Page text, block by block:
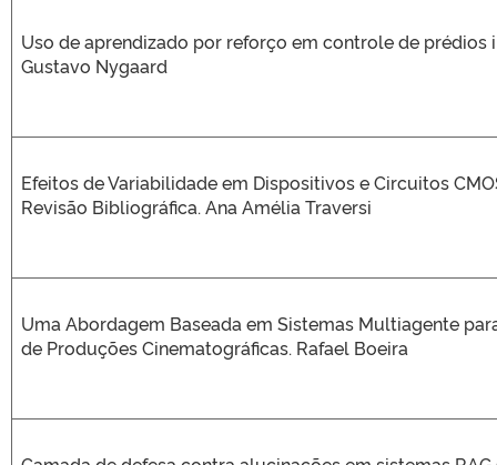
Uso de aprendizado por reforço em controle de prédios
Gustavo Nygaard
Efeitos de Variabilidade em Dispositivos e Circuitos
Revisão Bibliográfica. Ana Amélia Traversi
Uma Abordagem Baseada em Sistemas Multiagente
de Produções Cinematográficas. Rafael Boeira